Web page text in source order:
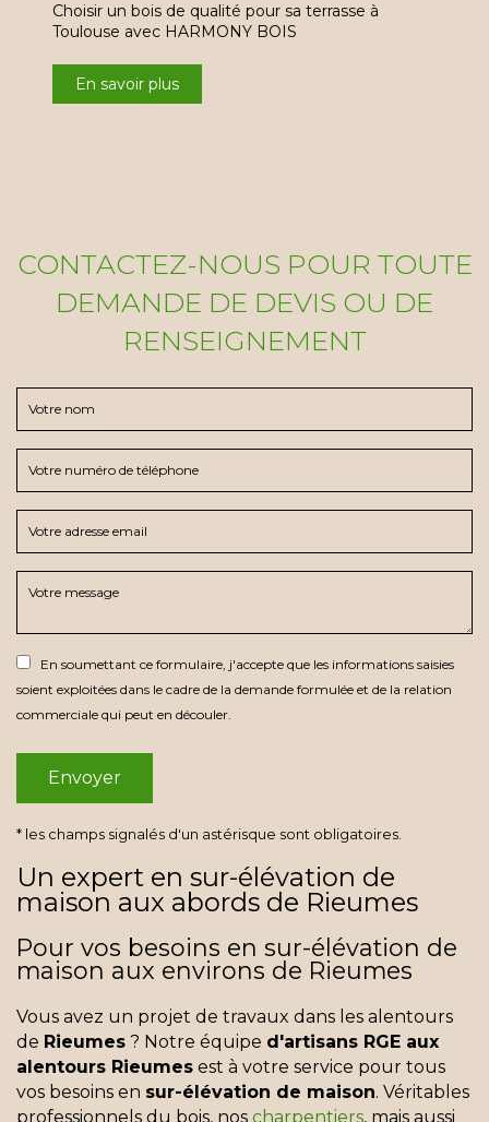
Choisir un bois de qualité pour sa terrasse à
Toulouse avec HARMONY BOIS
En savoir plus
CONTACTEZ-NOUS POUR TOUTE
DEMANDE DE DEVIS OU DE
RENSEIGNEMENT
En soumettant ce formulaire, j'accepte que les informations saisies
soient exploitées dans le cadre de la demande formulée et de la relation
commerciale qui peut en découler.
* les champs signalés d'un astérisque sont obligatoires.
Un expert en sur-élévation de
maison aux abords de Rieumes
Pour vos besoins en sur-élévation de
maison aux environs de Rieumes
Vous avez un projet de travaux dans les alentours
de Rieumes ? Notre équipe d'artisans RGE aux
alentours Rieumes est à votre service pour tous
vos besoins en sur-élévation de maison. Véritables
professionnels du bois, nos charpentiers, mais aussi